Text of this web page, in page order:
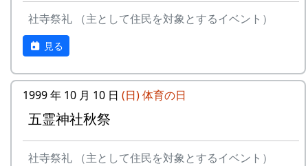
一から十までプロの指導を受け、減農薬栽培
の米づくりを体験できます。
収穫した米を全部お持ち帰りいただけます。
(100平方メートルの収穫収量は玄米で約30キ
ロです。) 清流の里、岩座神地区のコシヒカ
リは特においしいと評判です。
田すき、田ごしらえ、水管理、病害虫対策(3
回程度)、施肥、脱穀、乾燥、籾すりなどは
地元農家で担当します。
社寺祭礼 （主として住民を対象とするイベント）
見る
1999 年 10 月 10 日 (日)体育の日
五霊神社秋祭
社寺祭礼 （主として住民を対象とするイベント）